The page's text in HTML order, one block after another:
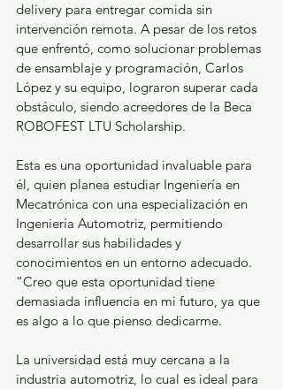
delivery para entregar comida sin
intervención remota. A pesar de los retos
que enfrentó, como solucionar problemas
de ensamblaje y programación, Carlos
López y su equipo, lograron superar cada
obstáculo, siendo acreedores de la Beca
ROBOFEST LTU Scholarship.
Esta es una oportunidad invaluable para
él, quien planea estudiar Ingeniería en
Mecatrónica con una especialización en
Ingeniería Automotriz, permitiendo
desarrollar sus habilidades y
conocimientos en un entorno adecuado.
“Creo que esta oportunidad tiene
demasiada influencia en mi futuro, ya que
es algo a lo que pienso dedicarme.
La universidad está muy cercana a la
industria automotriz, lo cual es ideal para